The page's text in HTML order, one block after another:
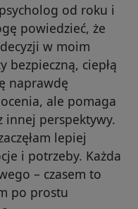
od roku i
powiedzieć, że
w moim
bezpieczną, ciepłą
naprawdę
ale pomaga
innej perspektywy.
lepiej
i potrzeby. Każda
– czasem to
po prostu